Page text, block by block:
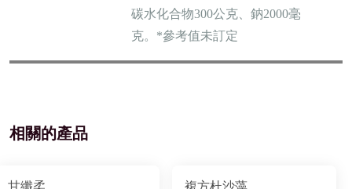
碳水化合物300公克、鈉2000毫
克。*參考值未訂定
相關的產品